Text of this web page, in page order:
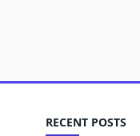
RECENT POSTS